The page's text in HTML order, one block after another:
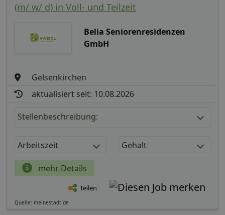
(m/ w/ d) in Voll- und Teilzeit
Belia Seniorenresidenzen
GmbH
Gelsenkirchen
aktualisiert seit: 10.08.2026
Stellenbeschreibung:
Arbeitszeit Gehalt
mehr Details
Teilen
Quelle: meinestadt.de